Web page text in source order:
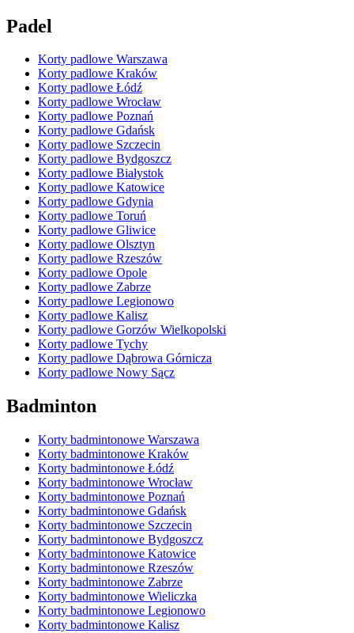
Padel
Korty padlowe Warszawa
Korty padlowe Kraków
Korty padlowe Łódź
Korty padlowe Wrocław
Korty padlowe Poznań
Korty padlowe Gdańsk
Korty padlowe Szczecin
Korty padlowe Bydgoszcz
Korty padlowe Białystok
Korty padlowe Katowice
Korty padlowe Gdynia
Korty padlowe Toruń
Korty padlowe Gliwice
Korty padlowe Olsztyn
Korty padlowe Rzeszów
Korty padlowe Opole
Korty padlowe Zabrze
Korty padlowe Legionowo
Korty padlowe Kalisz
Korty padlowe Gorzów Wielkopolski
Korty padlowe Tychy
Korty padlowe Dąbrowa Górnicza
Korty padlowe Nowy Sącz
Badminton
Korty badmintonowe Warszawa
Korty badmintonowe Kraków
Korty badmintonowe Łódź
Korty badmintonowe Wrocław
Korty badmintonowe Poznań
Korty badmintonowe Gdańsk
Korty badmintonowe Szczecin
Korty badmintonowe Bydgoszcz
Korty badmintonowe Katowice
Korty badmintonowe Rzeszów
Korty badmintonowe Zabrze
Korty badmintonowe Wieliczka
Korty badmintonowe Legionowo
Korty badmintonowe Kalisz